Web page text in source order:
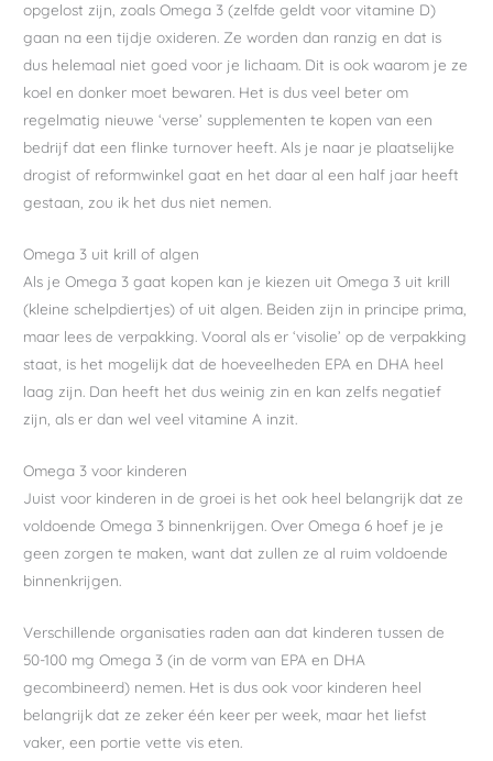
opgelost zijn, zoals Omega 3 (zelfde geldt voor vitamine D)
gaan na een tijdje oxideren. Ze worden dan ranzig en dat is
dus helemaal niet goed voor je lichaam. Dit is ook waarom je ze
koel en donker moet bewaren. Het is dus veel beter om
regelmatig nieuwe ‘verse’ supplementen te kopen van een
bedrijf dat een flinke turnover heeft. Als je naar je plaatselijke
drogist of reformwinkel gaat en het daar al een half jaar heeft
gestaan, zou ik het dus niet nemen.
Omega 3 uit krill of algen
Als je Omega 3 gaat kopen kan je kiezen uit Omega 3 uit krill
(kleine schelpdiertjes) of uit algen. Beiden zijn in principe prima,
maar lees de verpakking. Vooral als er ‘visolie’ op de verpakking
staat, is het mogelijk dat de hoeveelheden EPA en DHA heel
laag zijn. Dan heeft het dus weinig zin en kan zelfs negatief
zijn, als er dan wel veel vitamine A inzit.
Omega 3 voor kinderen
Juist voor kinderen in de groei is het ook heel belangrijk dat ze
voldoende Omega 3 binnenkrijgen. Over Omega 6 hoef je je
geen zorgen te maken, want dat zullen ze al ruim voldoende
binnenkrijgen.
Verschillende organisaties raden aan dat kinderen tussen de
50-100 mg Omega 3 (in de vorm van EPA en DHA
gecombineerd) nemen. Het is dus ook voor kinderen heel
belangrijk dat ze zeker één keer per week, maar het liefst
vaker, een portie vette vis eten.